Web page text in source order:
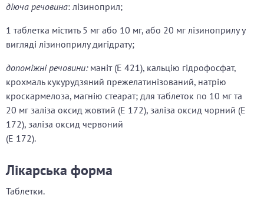
діюча речовина: лізиноприл;
1 таблетка містить 5 мг або 10 мг, або 20 мг лізиноприлу у
вигляді лізиноприлу дигідрату;
допоміжні речовини:маніт (Е 421), кальцію гідрофосфат,
крохмаль кукурудзяний прежелатинізований, натрію
кроскармелоза, магнію стеарат; для таблеток по 10 мг та
20 мг заліза оксид жовтий (Е 172), заліза оксид чорний (Е
172), заліза оксид червоний
(Е 172).
Лікарська форма
Таблетки.